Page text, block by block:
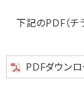
下記のPDF（チ
PDFダウンロ